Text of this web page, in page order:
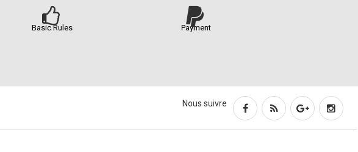
Basic Rules Payment
Nous suivre